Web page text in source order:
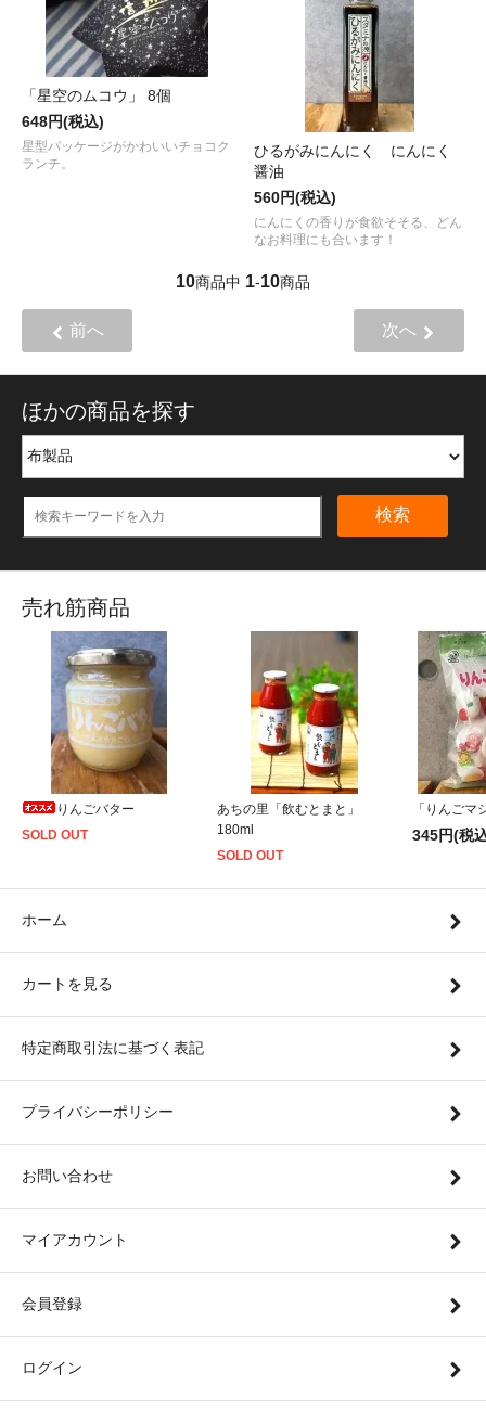
「星空のムコウ」 8個
648円(税込)
星型パッケージがかわいいチョコク
ランチ。
ひるがみにんにく にんにく
醤油
560円(税込)
にんにくの香りが食欲そそる、どん
なお料理にも合います！
10商品中 1-10商品
前へ 次へ
ほかの商品を探す
検索
売れ筋商品
りんごバター
SOLD OUT
あちの里「飲むとまと」
180ml
SOLD OUT
「りんごマ
345円(税
ホーム
カートを見る
特定商取引法に基づく表記
プライバシーポリシー
お問い合わせ
マイアカウント
会員登録
ログイン